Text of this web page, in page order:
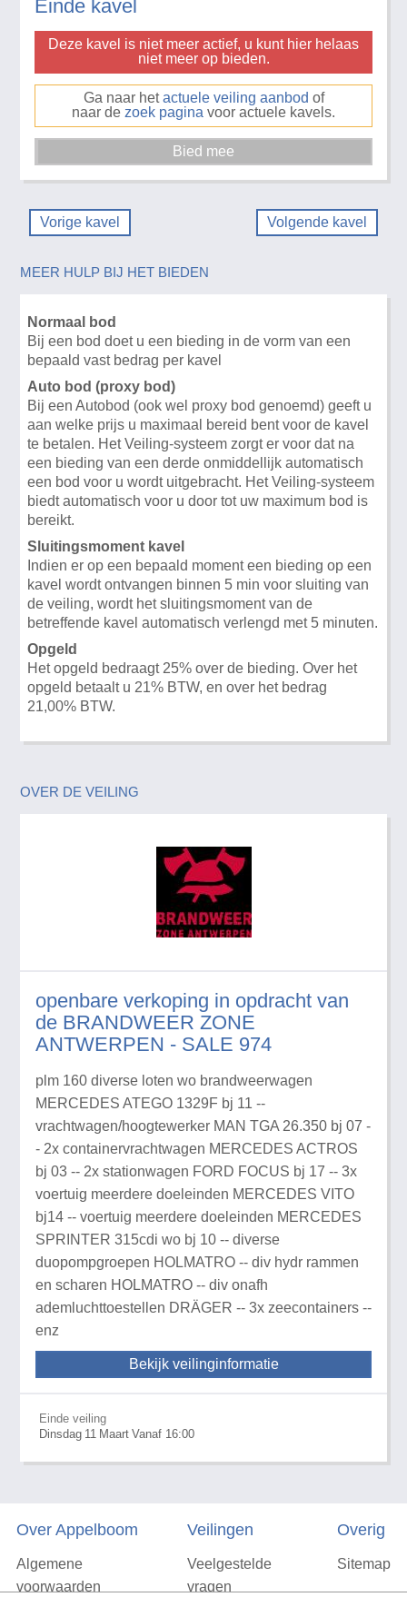
Einde kavel
Deze kavel is niet meer actief, u kunt hier helaas
niet meer op bieden.
Ga naar hetactuele veiling aanbod of
naar de zoek pagina voor actuele kavels.
Vorige kavel Volgende kavel
MEER HULP BIJ HET BIEDEN
Normaal bod
Bij een bod doet u een bieding in de vorm van een
bepaald vast bedrag per kavel
Auto bod (proxy bod)
Bij een Autobod (ook wel proxy bod genoemd) geeft u
aan welke prijs u maximaal bereid bent voor de kavel
te betalen. Het Veiling-systeem zorgt er voor dat na
een bieding van een derde onmiddellijk automatisch
een bod voor u wordt uitgebracht. Het Veiling-systeem
biedt automatisch voor u door tot uw maximum bod is
bereikt.
Sluitingsmoment kavel
Indien er op een bepaald moment een bieding op een
kavel wordt ontvangen binnen 5 min voor sluiting van
de veiling, wordt het sluitingsmoment van de
betreffende kavel automatisch verlengd met 5 minuten.
Opgeld
Het opgeld bedraagt 25% over de bieding. Over het
opgeld betaalt u 21% BTW, en over het bedrag
21,00% BTW.
OVER DE VEILING
openbare verkoping in opdracht van
de BRANDWEER ZONE
ANTWERPEN - SALE 974
plm 160 diverse loten wo brandweerwagen
MERCEDES ATEGO 1329F bj 11 --
vrachtwagen/hoogtewerker MAN TGA 26.350 bj 07 -
- 2x containervrachtwagen MERCEDES ACTROS
bj 03 -- 2x stationwagen FORD FOCUS bj 17 -- 3x
voertuig meerdere doeleinden MERCEDES VITO
bj14 -- voertuig meerdere doeleinden MERCEDES
SPRINTER 315cdi wo bj 10 -- diverse
duopompgroepen HOLMATRO -- div hydr rammen
en scharen HOLMATRO -- div onafh
ademluchttoestellen DRÄGER -- 3x zeecontainers --
enz
Bekijk veilinginformatie
Einde veiling
Dinsdag 11 Maart Vanaf 16:00
Over Appelboom
Algemene
voorwaarden
Veilingen
Veelgestelde
vragen
Overig
Sitemap